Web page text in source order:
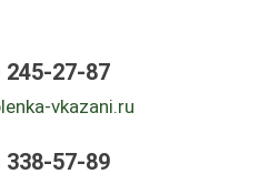
245-27-87
vkazani.ru
338-57-89